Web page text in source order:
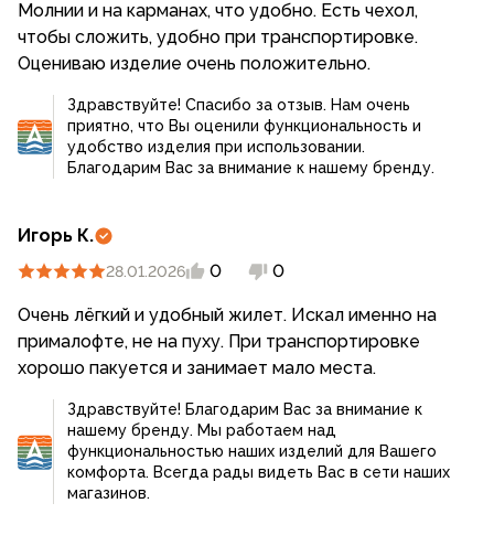
Молнии и на карманах, что удобно. Есть чехол,
чтобы сложить, удобно при транспортировке.
Оцениваю изделие очень положительно.
Здравствуйте! Спасибо за отзыв. Нам очень
приятно, что Вы оценили функциональность и
удобство изделия при использовании.
Благодарим Вас за внимание к нашему бренду.
Игорь К.
28.01.2026 0 0
Очень лëгкий и удобный жилет. Искал именно на
прималофте, не на пуху. При транспортировке
хорошо пакуется и занимает мало места.
Здравствуйте! Благодарим Вас за внимание к
нашему бренду. Мы работаем над
функциональностью наших изделий для Вашего
комфорта. Всегда рады видеть Вас в сети наших
магазинов.